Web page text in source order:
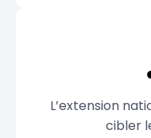
L’extension
cibler